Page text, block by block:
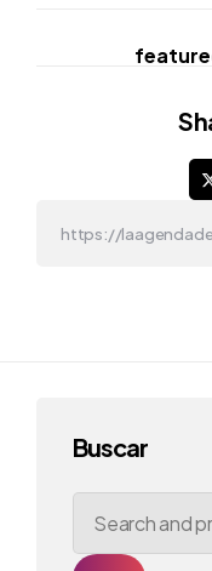
Buscar
Search
for: